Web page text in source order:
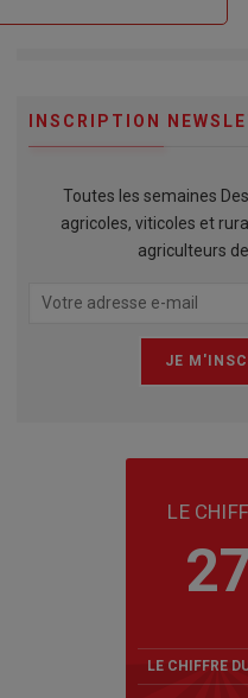
INSCRIPTION
Toutes les semaines
agricoles, viticoles et
agriculteurs
LE
LE CHIFFRE